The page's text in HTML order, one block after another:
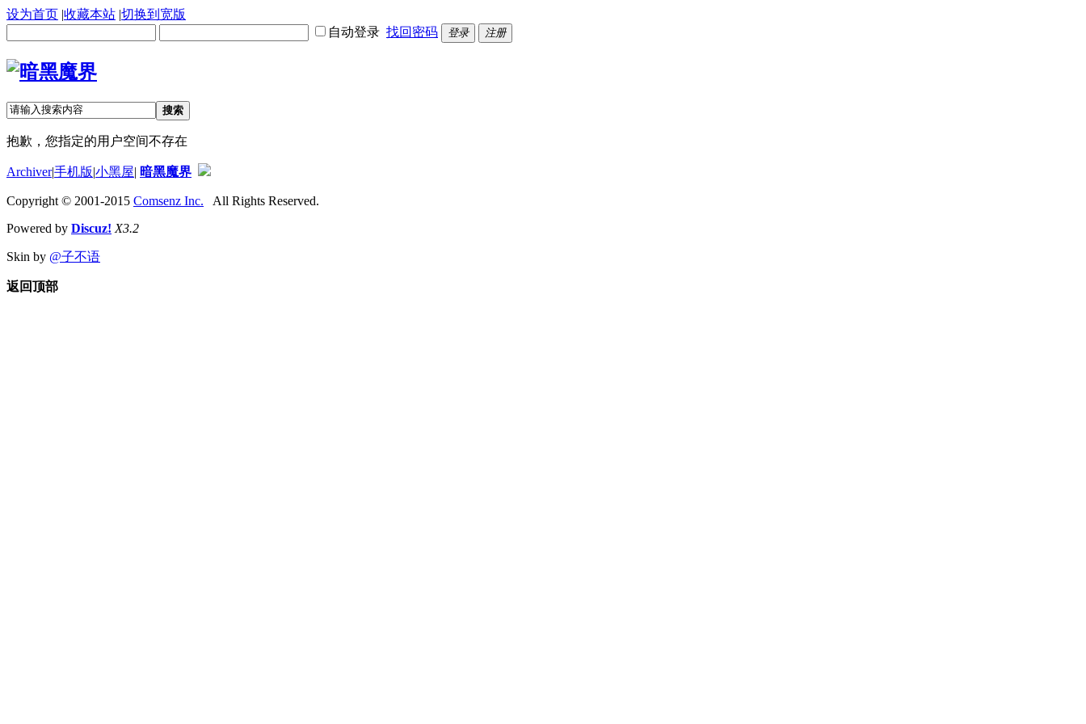
设为首页 |收藏本站 |切换到宽版
自动登录 找回密码 登录 注册
搜索
抱歉，您指定的用户空间不存在
Archiver|手机版|小黑屋| 暗黑魔界
Copyright © 2001-2015 Comsenz Inc. All Rights Reserved.
Powered by Discuz! X3.2
Skin by @子不语
返回顶部